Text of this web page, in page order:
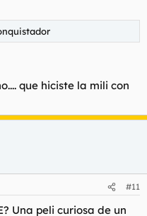
que hiciste la mili con
#11
Una peli curiosa de un